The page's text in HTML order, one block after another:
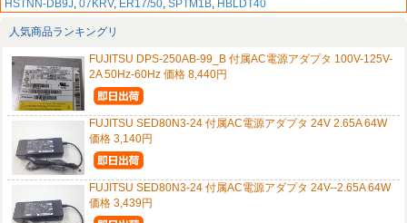
HSTNN-DB9J 07KRV, ER17/50 SPTM1B HBLDT40
人気商品ランキングリ
FUJITSU DPS-250AB-99_B 付属AC電源アダプタ 100V-125V-
2A 50Hz-60Hz 価格 8,440円
FUJITSU SED80N3-24 付属AC電源アダプタ 24V 2.65A 64W
価格 3,140円
FUJITSU SED80N3-24 付属AC電源アダプタ 24V--2.65A 64W
価格 3,439円